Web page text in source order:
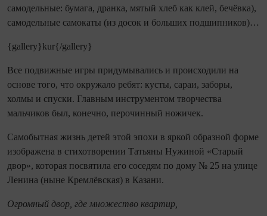
самодельные: бумага, дранка, мятый хлеб как клей, бечёвка),
самодельные самокаты (из досок и больших подшипников)…
{gallery}kur{/gallery}
Все подвижные игры придумывались и происходили на
основе того, что окружало ребят: кусты, сараи, заборы,
холмы и спуски. Главным инструментом творчества
мальчиков был, конечно, перочинный ножичек.
Самобытная жизнь детей этой эпохи в яркой образной форме
изображена в стихотворении Татьяны Нужиной «Старый
двор», которая посвятила его соседям по дому № 25 на улице
Ленина (ныне Кремлёвская) в Казани.
Огромный двор, где множество квартир,